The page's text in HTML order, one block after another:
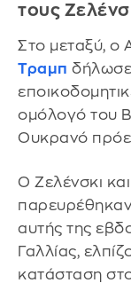
τους
Στο μεταξύ, ο
Τραμπ δήλωσε
ομόλογό του
Ουκρανό
Ο Ζελένσκι
αυτής της
Γαλλίας,
κατάσταση